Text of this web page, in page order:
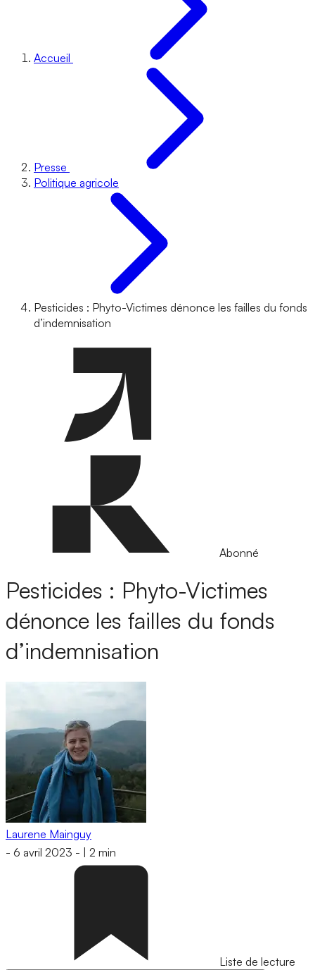
Accueil
Presse
Politique agricole
Pesticides : Phyto-Victimes dénonce les failles du fonds
d’indemnisation
Abonné
Pesticides : Phyto-Victimes
dénonce les failles du fonds
d’indemnisation
Laurene Mainguy
- 6 avril 2023 - 2 min
Liste de lecture